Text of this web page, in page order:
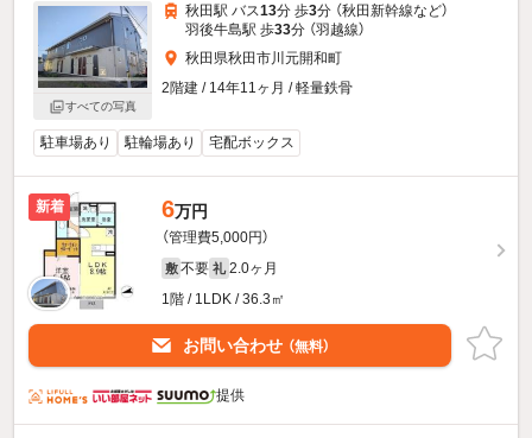
すべての写真
秋田駅 バス13分 歩3分 （秋田新幹線など）
羽後牛島駅 歩33分 （羽越線）
秋田県秋田市川元開和町
2階建 / 14年11ヶ月 / 軽量鉄骨
駐車場あり 駐輪場あり 宅配ボックス
新着 6万円
（管理費5,000円）
敷 不要 礼 2.0ヶ月
1階 / 1LDK / 36.3㎡
お問い合わせ （無料）
提供